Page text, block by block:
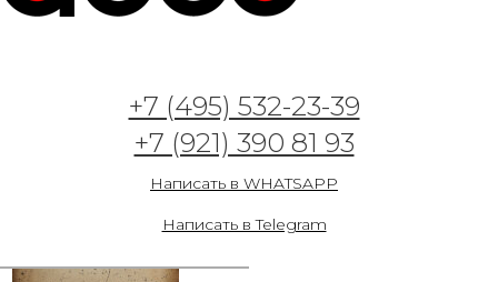
+7 (495) 532-23-39
+7 (921) 390 81 93
Написать в WHATSAPP
Написать в Telegram
Фотообои и фрески — Арт. Воздушная
Симфония — 2111_13